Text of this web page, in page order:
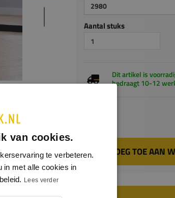
sterk materiaal
2980
Aantal stuks
Dit artikel is
bedraagt 10-12
VOEG TOE AAN
van cookies.
te verbeteren.
in met alle cookies in
Lees verder